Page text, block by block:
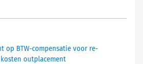
op BTW-compensatie voor re-
outplacement